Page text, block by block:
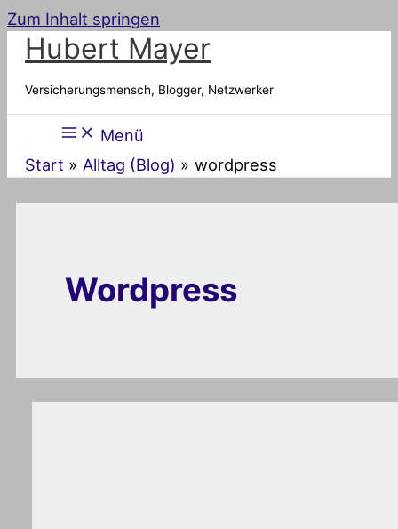
Zum Inhalt springen
Hubert Mayer
Versicherungsmensch, Blogger, Netzwerker
Menü
Start
Alltag (Blog) wordpress
Wordpress